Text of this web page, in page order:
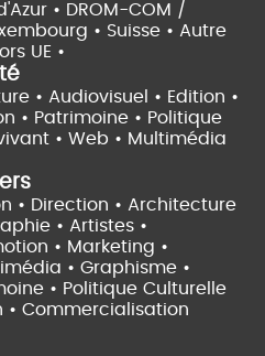
• DROM-COM /
• Suisse • Autre
UE •
• Audiovisuel • Edition •
• Patrimoine • Politique
• Web • Multimédia
• Direction • Architecture
• Artistes •
• Marketing •
• Graphisme •
• Politique Culturelle
• Commercialisation